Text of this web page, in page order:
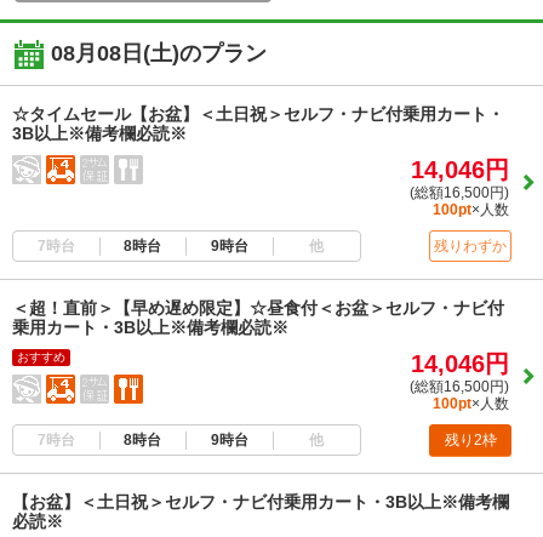
08月08日(土)のプラン
☆タイムセール【お盆】＜土日祝＞セルフ・ナビ付乗用カート・
3B以上※備考欄必読※
14,046円
(総額16,500円)
100pt×人数
7時台 8時台 9時台 他 残りわずか
＜超！直前＞【早め遅め限定】☆昼食付＜お盆＞セルフ・ナビ付
乗用カート・3B以上※備考欄必読※
おすすめ 14,046円
(総額16,500円)
100pt×人数
7時台 8時台 9時台 他 残り2枠
【お盆】＜土日祝＞セルフ・ナビ付乗用カート・3B以上※備考欄
必読※